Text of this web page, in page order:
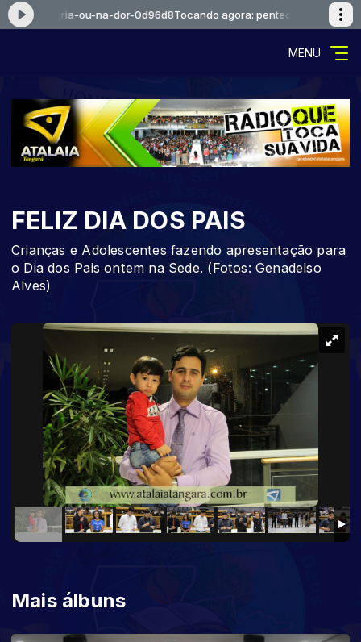
na-alegria-ou-na-dor-0d96d8Tocando agora: pentecostal-na-
MENU
FELIZ DIA DOS PAIS
Crianças e Adolescentes fazendo apresentação para
o Dia dos Pais ontem na Sede. (Fotos: Genadelso
Alves)
Mais álbuns